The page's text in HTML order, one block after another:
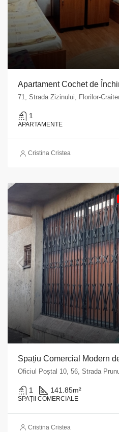
1
APARTAMENTE
Cristina Cristea
1 141.85m²
SPAȚII COMERCIALE
Cristina Cristea